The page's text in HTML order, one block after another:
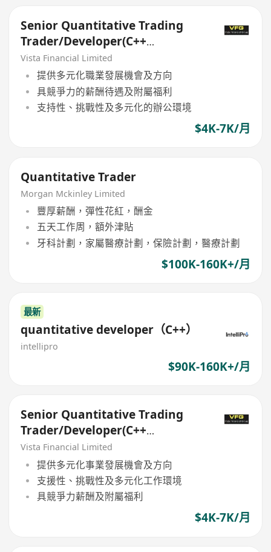
Senior Quantitative Trading
Trader/Developer(C++
Mandatory)
Vista Financial Limited
提供多元化職業發展機會及方向
具競爭力的薪酬待遇及附屬福利
支持性、挑戰性及多元化的辦公環境
$4K-7K/月
Quantitative Trader
Morgan Mckinley Limited
豐厚薪酬，彈性花紅，酬金
五天工作周，額外津貼
牙科計劃，家屬醫療計劃，保險計劃，醫療計劃
$100K-160K+/月
最新
quantitative developer（C++）
intellipro
$90K-160K+/月
Senior Quantitative Trading
Trader/Developer(C++
Mandatory)
Vista Financial Limited
提供多元化事業發展機會及方向
支援性、挑戰性及多元化工作環境
具競爭力薪酬及附屬福利
$4K-7K/月